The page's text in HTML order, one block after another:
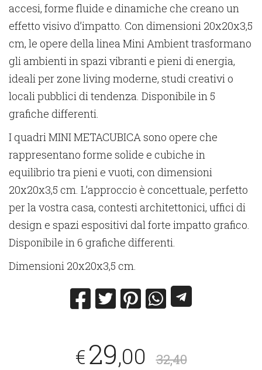
accesi, forme fluide e dinamiche che creano un
effetto visivo d’impatto. Con dimensioni 20x20x3,5
cm, le opere della linea Mini Ambient trasformano
gli ambienti in spazi vibranti e pieni di energia,
ideali per zone living moderne, studi creativi o
locali pubblici di tendenza. Disponibile in 5
grafiche differenti.
I quadri MINI METACUBICA sono opere che
rappresentano forme solide e cubiche in
equilibrio tra pieni e vuoti, con dimensioni
20x20x3,5 cm. L’approccio è concettuale, perfetto
per la vostra casa, contesti architettonici, uffici di
design e spazi espositivi dal forte impatto grafico.
Disponibile in 6 grafiche differenti.
Dimensioni 20x20x3,5 cm.
€29,00 32,40